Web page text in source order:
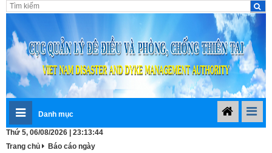
Danh mục
Thứ 5, 06/08/2026 | 23:13:45
Trang chủ
Báo cáo ngày